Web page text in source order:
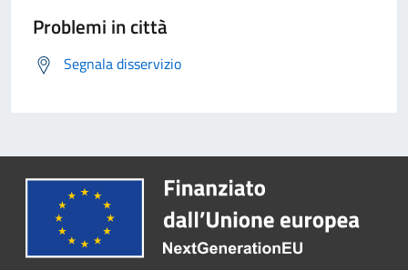
Problemi in città
Segnala disservizio